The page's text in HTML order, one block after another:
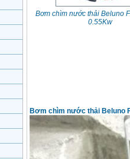
Bơm chìm nước thải Beluno
0.55Kw
Bơm chìm nước thải Beluno